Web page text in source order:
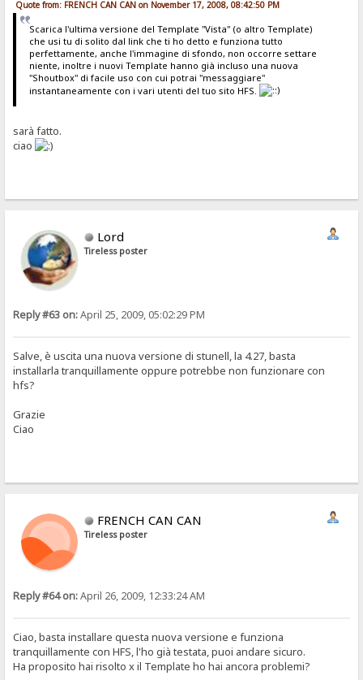
Quote from: FRENCH CAN CAN on November 17, 2008, 08:42:50 PM
Scarica l'ultima versione del Template "Vista" (o altro Template)
che usi tu di solito dal link che ti ho detto e funziona tutto
perfettamente, anche l'immagine di sfondo, non occorre settare
niente, inoltre i nuovi Template hanno già incluso una nuova
"Shoutbox" di facile uso con cui potrai "messaggiare"
instantaneamente con i vari utenti del tuo sito HFS.
sarà fatto.
ciao
Lord
Tireless poster
Reply #63 on:April 25, 2009, 05:02:29 PM
Salve, è uscita una nuova versione di stunell, la 4.27, basta
installarla tranquillamente oppure potrebbe non funzionare con
hfs?
Grazie
Ciao
FRENCH CAN CAN
Tireless poster
Reply #64 on:April 26, 2009, 12:33:24 AM
Ciao, basta installare questa nuova versione e funziona
tranquillamente con HFS, l'ho già testata, puoi andare sicuro.
Ha proposito hai risolto x il Template ho hai ancora problemi?